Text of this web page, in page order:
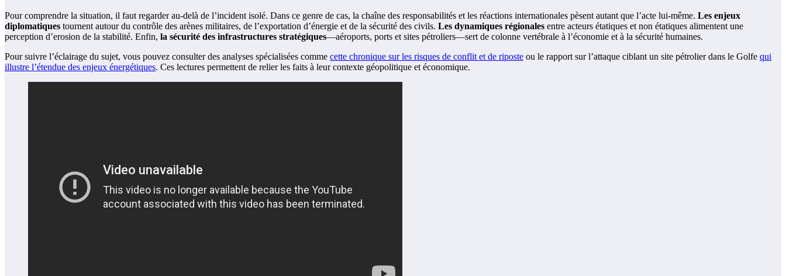
Pour comprendre la situation, il faut regarder au-delà de l’incident isolé. Dans ce genre de cas, la chaîne des responsabilités et les réactions internationales pèsent autant que l’acte lui-même. Les enjeux
diplomatiques tournent autour du contrôle des arènes militaires, de l’exportation d’énergie et de la sécurité des civils. Les dynamiques régionales entre acteurs étatiques et non étatiques alimentent une
perception d’erosion de la stabilité. Enfin, la sécurité des infrastructures stratégiques—aéroports, ports et sites pétroliers—sert de colonne vertébrale à l’économie et à la sécurité humaines.
Pour suivre l’éclairage du sujet, vous pouvez consulter des analyses spécialisées comme cette chronique sur les risques de conflit et de riposte ou le rapport sur l’attaque ciblant un site pétrolier dans le Golfe qui
illustre l’étendue des enjeux énergétiques. Ces lectures permettent de relier les faits à leur contexte géopolitique et économique.